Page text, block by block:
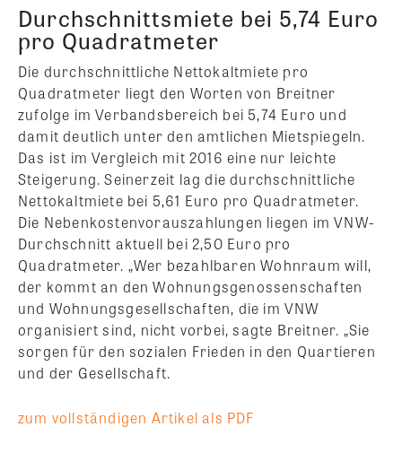
Durchschnittsmiete bei 5,74 Euro
pro Quadratmeter
Die durchschnittliche Nettokaltmiete pro
Quadratmeter liegt den Worten von Breitner
zufolge im Verbandsbereich bei 5,74 Euro und
damit deutlich unter den amtlichen Mietspiegeln.
Das ist im Vergleich mit 2016 eine nur leichte
Steigerung. Seinerzeit lag die durchschnittliche
Nettokaltmiete bei 5,61 Euro pro Quadratmeter.
Die Nebenkostenvorauszahlungen liegen im VNW-
Durchschnitt aktuell bei 2,50 Euro pro
Quadratmeter. „Wer bezahlbaren Wohnraum will,
der kommt an den Wohnungsgenossenschaften
und Wohnungsgesellschaften, die im VNW
organisiert sind, nicht vorbei, sagte Breitner. „Sie
sorgen für den sozialen Frieden in den Quartieren
und der Gesellschaft.
zum vollständigen Artikel als PDF